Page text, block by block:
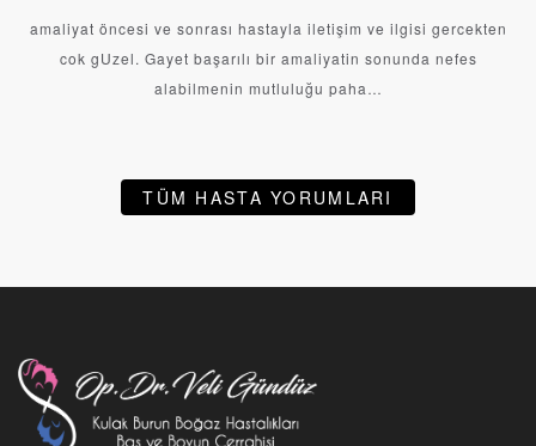
amaliyat öncesi ve sonrası hastayla iletişim ve ilgisi gercekten
cok gUzel. Gayet başarılı bir amaliyatin sonunda nefes
alabilmenin mutluluğu paha…
TÜM HASTA YORUMLARI